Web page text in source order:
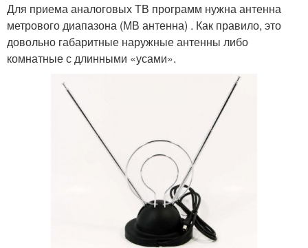
Для приема аналоговых ТВ программ нужна антенна
метрового диапазона (МВ антенна) . Как правило, это
довольно габаритные наружные антенны либо
комнатные с длинными «усами».